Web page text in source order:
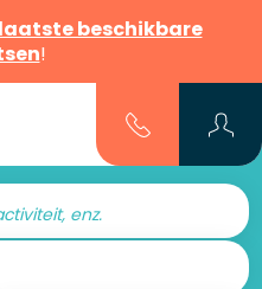
laatste beschikbare
!
enz.